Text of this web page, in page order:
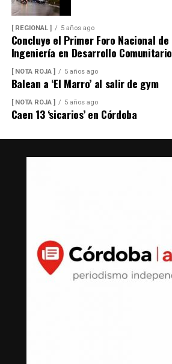
[ REGIONAL ] 5 años ago
Concluye el Primer Foro Nacional de
Ingeniería en Desarrollo Comunitario
[ NOTA ROJA ] 5 años ago
Balean a ‘El Marro’ al salir de gym
[ NOTA ROJA ] 5 años ago
Caen 13 ‘sicarios’ en Córdoba